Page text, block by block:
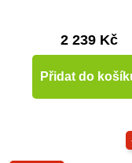
2 239 Kč
Přidat do